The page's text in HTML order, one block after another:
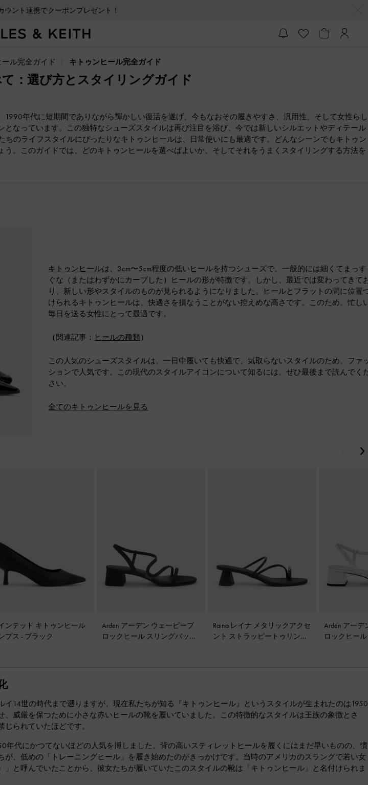
ウント連携でクーポンプレゼント！
登録で10%OFFクーポンプレゼント！
ル完全ガイド キトゥンヒール完全ガイド
：選び方とスタイリングガイド
1990年代に短期間でありながら輝かしい復活を遂げ、今もなおその履きやすさ、汎用性、そして女性らし
となっています。この独特なシューズスタイルは再び注目を浴び、今では新しいシルエットやディテール
ちのライフスタイルにぴったりなキトゥンヒールは、日常使いにも最適です。どんなシーンでもキトゥン
う。このガイドでは、どのキトゥンヒールを選べばよいか、そしてそれをうまくスタイリングする方法を
キトゥンヒールは、3cm〜5cm程度の低いヒールを持つシューズで、一般的には細くてまっす
ぐな（またはわずかにカーブした）ヒールの形が特徴です。しかし、最近では変わってきて
り、新しい形やスタイルのものが見られるようになりました。ヒールとフラットの間に位置
けられるキトゥンヒールは、快適さを損なうことがない控えめな高さです。このため、忙し
毎日を送る女性にとって最適です。
（関連記事： ヒールの種類 ）
この人気のシューズスタイルは、一日中履いても快適で、気取らないスタイルのため、ファ
ションで人気です。この現代のスタイルアイコンについて知るには、ぜひ最後まで読んでく
さい。
全てのキトゥンヒールを見る
ンテッド キトゥンヒール
プス - ブラック
Arden アーデン ウェービーブ
ロックヒール スリングバッグ
Raina レイナ メタリックアクセ
ント ストラッピートゥリング
Arden アーデ
ロックヒー
戻る
イ14世の時代まで遡りますが、現在私たちが知る『キトゥンヒール』というスタイルが生まれたのは1950
威厳を保つために小さな赤いヒールの靴を履いていました。この特徴的なスタイルは王族の象徴とさ
られていたほどです。
年代にかつてないほどの人気を博しました。背の高いスティレットヒールを履くにはまだ早いものの、慣
が、低めの「トレーニングヒール」を履き始めたのがきっかけです。当時のアメリカのスラングで若い女
と呼んでいたことから、彼女たちが履いていたこのスタイルの靴は「キトゥンヒール」と名付けられま